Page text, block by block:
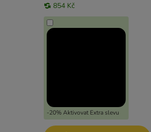
854 Kč
-20% Aktivovat Extra slevu